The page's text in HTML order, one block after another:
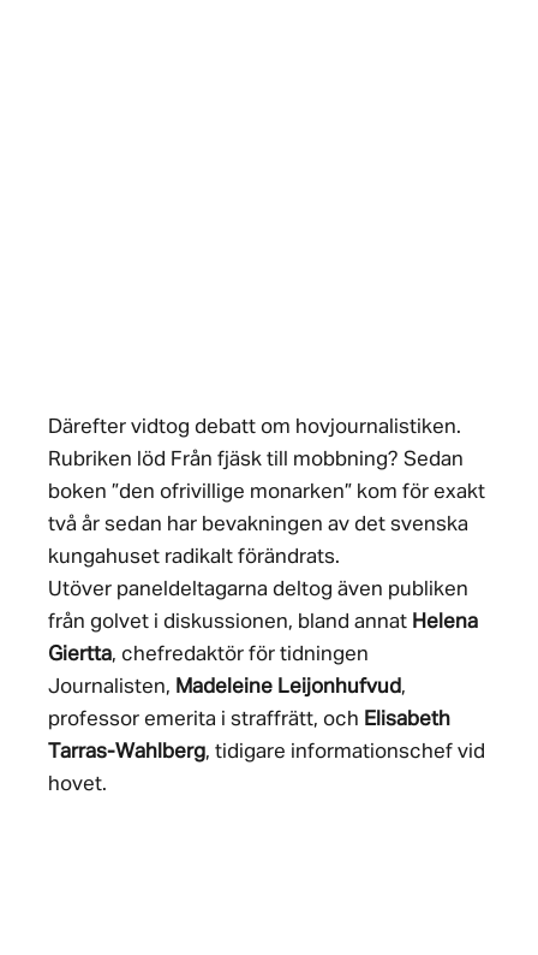
Därefter vidtog debatt om hovjournalistiken.
Rubriken löd Från fjäsk till mobbning? Sedan
boken ”den ofrivillige monarken” kom för exakt
två år sedan har bevakningen av det svenska
kungahuset radikalt förändrats.
Utöver paneldeltagarna deltog även publiken
från golvet i diskussionen, bland annat Helena
Giertta, chefredaktör för tidningen
Journalisten, Madeleine Leijonhufvud,
professor emerita i straffrätt, och Elisabeth
Tarras-Wahlberg, tidigare informationschef vid
hovet.